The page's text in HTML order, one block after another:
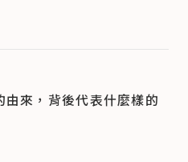
來，背後代表什麼樣的